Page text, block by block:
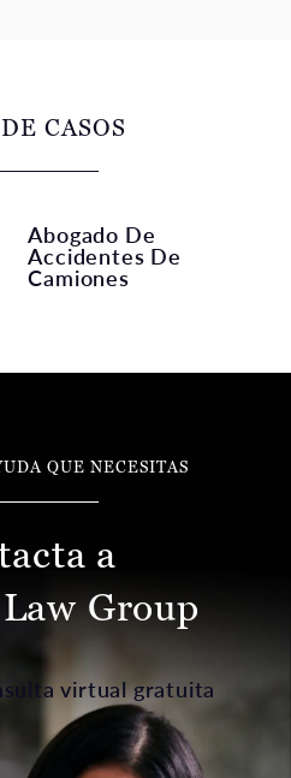
CASOS
Abogado De
Accidentes De
Camiones
QUE NECESITAS
a
Group
virtual gratuita